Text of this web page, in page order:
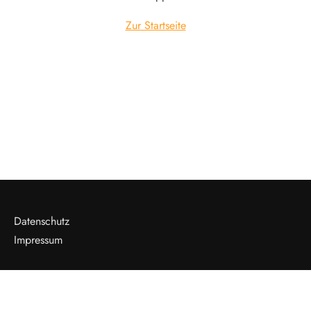
Zur Startseite
Datenschutz
Impressum